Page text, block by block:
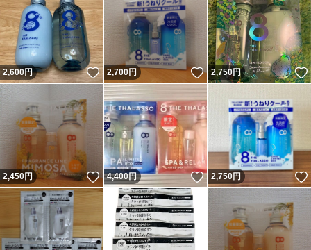
2,600円 いいね！
2,700円 いいね！
2,750円
2,450円 いいね！
4,400円 いいね！
2,750円